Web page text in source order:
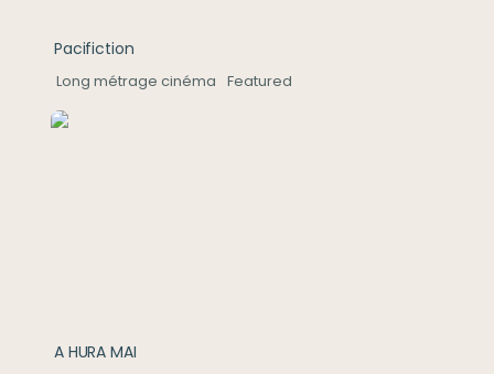
Pacifiction
Long métrage cinéma Featured
A Hura Mai
A HURA MAI